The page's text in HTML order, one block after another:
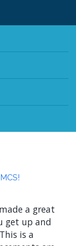
a great
get up and
is a